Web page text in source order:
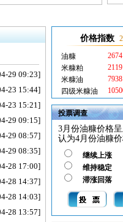
29 09:23]
23 15:44]
23 15:21]
29 09:15]
29 08:57]
29 08:35]
28 17:00]
28 14:37]
28 14:03]
28 13:57]
价格指数
油糠 2674
米糠粕
2119
米糠油
7938
四级米糠油
投票调查
3月份油糠价格
认为4月份油糠
继续上涨
维持稳定
滞涨回落